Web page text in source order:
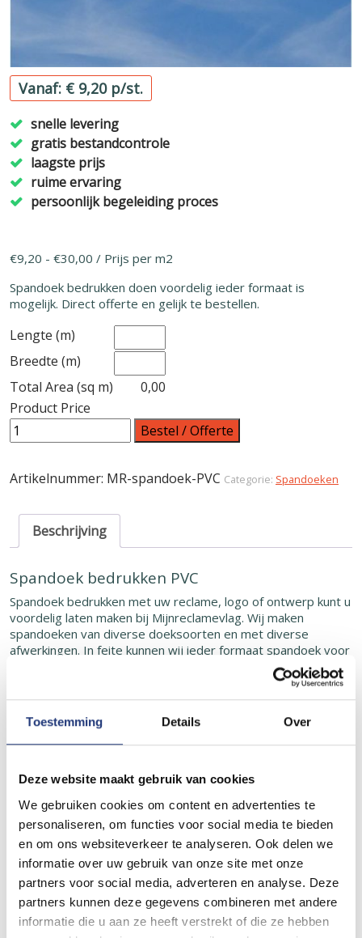
Toestemming Details Over
Deze website maakt gebruik van cookies
We gebruiken cookies om content en advertenties te
personaliseren, om functies voor social media te bieden
en om ons websiteverkeer te analyseren. Ook delen we
informatie over uw gebruik van onze site met onze
partners voor social media, adverteren en analyse. Deze
partners kunnen deze gegevens combineren met andere
informatie die u aan ze heeft verstrekt of die ze hebben
Vanaf: € 9,20 p/st.
snelle levering
gratis bestandcontrole
laagste prijs
ruime ervaring
persoonlijk begeleiding proces
€9,20 - €30,00 / Prijs per m2
Spandoek bedrukken doen voordelig ieder formaat is
mogelijk. Direct offerte en gelijk te bestellen.
Lengte (m)
Breedte (m)
Total Area (sq m)
0,00
Product Price
Spandoek bedrukken PVC aantal
Bestel / Offerte
Artikelnummer: MR-spandoek-PVC Categorie: Spandoeken
Beschrijving
Spandoek bedrukken PVC
Spandoek bedrukken met uw reclame, logo of ontwerp kunt u
voordelig laten maken bij Mijnreclamevlag. Wij maken
spandoeken van diverse doeksoorten en met diverse
afwerkingen. In feite kunnen wij ieder formaat spandoek voor
Makkelijker kunnen wij uw spandoeken niet voor u maken.
Deze spandoeken zijn gemaakt van PVC om exact te zijn
Wij kunnen ook spandoeken bedrukken op andere
printhoogte is 500cm, de lengte is in feite onbeperkt.
Tevens kunnen wij het een en ander afwerken met diverse
mogelijkheden zoals metalen ringen iedere 30cm, D ringen
op de hoeken en met stevig touw langs de randen. U kunt de
door u gewenste afwerking opgeven na afronding van uw
bestelling. Samen met het verzenden van uw bestanden.
De levertijd is 7 werkdagen na goedgekeurde